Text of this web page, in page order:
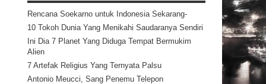
Rencana Soekarno untuk Indonesia Sekarang-
10 Tokoh Dunia Yang Menikahi Saudaranya Sendiri
Ini Dia 7 Planet Yang Diduga Tempat Bermukim
Alien
7 Artefak Religius Yang Ternyata Palsu
Antonio Meucci, Sang Penemu Telepon